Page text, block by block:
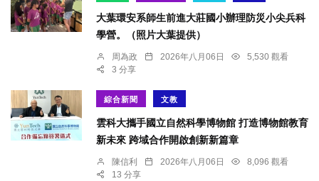
大葉環安系師生前進大莊國小辦理防災小尖兵科
學營。（照片大葉提供）
周為政 2026年八月06日
5,530 觀看
3 分享
綜合新聞 文教
雲科大攜手國立自然科學博物館 打造博物館教育
新未來 跨域合作開啟創新新篇章
陳信利 2026年八月06日
8,096 觀看
13 分享